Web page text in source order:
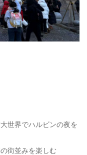
世界でハルビンの夜を
街並みを楽しむ